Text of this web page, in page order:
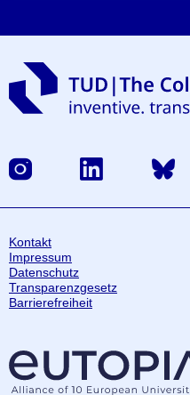
Instagram LinkedIn Bluesky
Kontakt
Impressum
Datenschutz
Transparenzgesetz
Barrierefreiheit